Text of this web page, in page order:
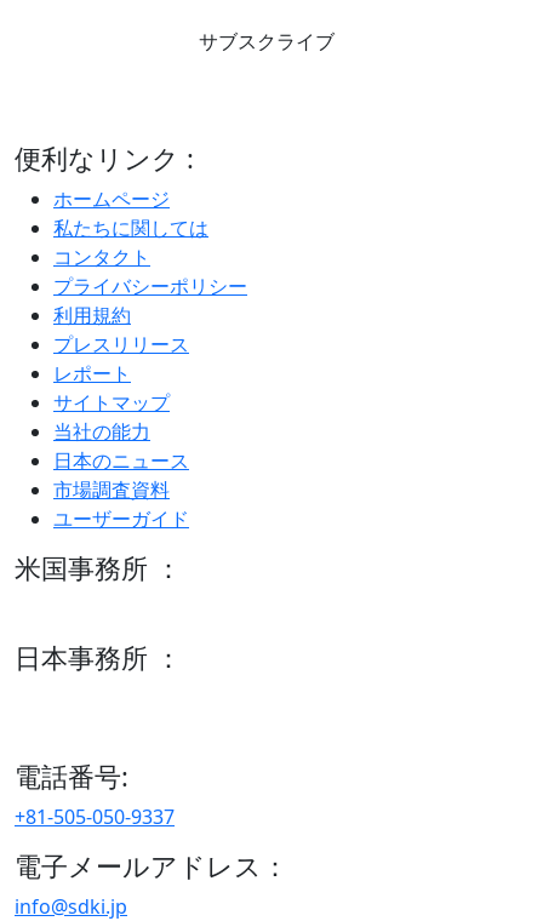
サブスクライブ
便利なリンク :
ホームページ
私たちに関しては
コンタクト
プライバシーポリシー
利用規約
プレスリリース
レポート
サイトマップ
当社の能力
日本のニュース
市場調査資料
ユーザーガイド
米国事務所 ：
日本事務所 ：
電話番号:
+81-505-050-9337
電子メールアドレス：
info@sdki.jp